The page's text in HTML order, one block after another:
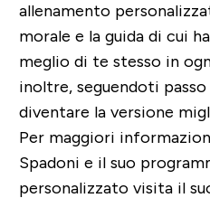
allenamento
morale e la guida di cui
meglio di te stesso in
inoltre, seguendoti
diventare la versione
Per maggiori
Spadoni e il suo
personalizzato visita il